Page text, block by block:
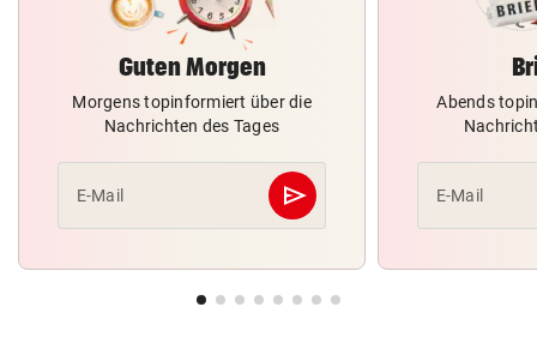
Guten Morgen
Morgens topinformiert über die
Nachrichten des Tages
E-Mail send
Abschicken
Abends
E-Mail